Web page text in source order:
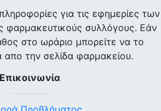
για τις εφημερίες των
φαρμακευτικούς συλλόγους. Εάν
στο ωράριο μπορείτε να το
την σελίδα φαρμακείου.
Επικοινωνία